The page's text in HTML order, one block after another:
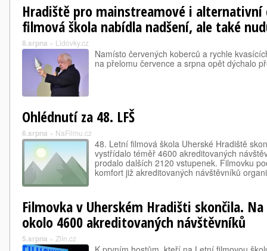
Hradiště pro mainstreamové i
filmová škola nabídla nadšení, ale také
8.srpna » Lidovky.cz
Namísto červených koberců a rychle
na přelomu července a srpna opět dýchalo
Ohlédnutí za 48. LFŠ
6.srpna » NaFilmu.cz
48. Letní filmová škola Uherské Hradiště
vystřídalo téměř 4600 akreditovaných
prodalo dalších 2120 vstupenek. Filmovku
komfort již akreditovaných návštěvníků
Filmovka v Uherském Hradišti skončila.
okolo 4600 akreditovaných návštěvníků
5.srpna » Zlin.cz